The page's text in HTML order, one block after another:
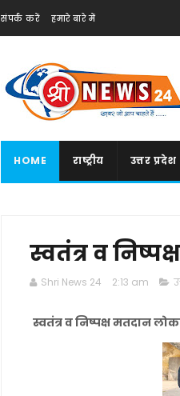
संपर्क करें हमारे बारे में
HOME राष्ट्रीय उत्तर प्रदेश
स्वतंत्र व
Shri News 24 2:13 am
स्वतंत्र व निष्पक्ष मतदान